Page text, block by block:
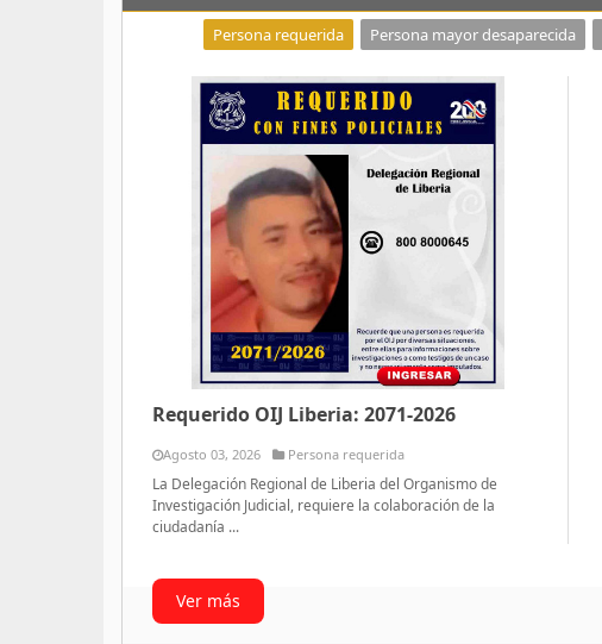
Persona requerida Persona mayor desaparecida
Requerido OIJ Liberia: 2071-2026
Agosto 03, 2026 Persona requerida
La Delegación Regional de Liberia del Organismo de
Investigación Judicial, requiere la colaboración de la
ciudadanía ...
Ver más